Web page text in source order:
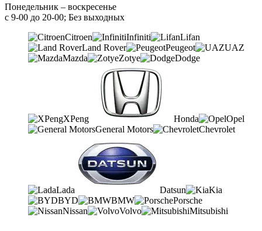
Понедельник – воскресенье
с 9-00 до 20-00; Без выходных
Citroen
Infiniti
Lifan
Land Rover
Peugeot
UAZ
Mazda
Zotye Dodge
XPeng Honda
Opel
General Motors
Chevrolet
Lada Datsun
Kia
BYD
BMW
Porsche
Nissan
Volvo Mitsubishi